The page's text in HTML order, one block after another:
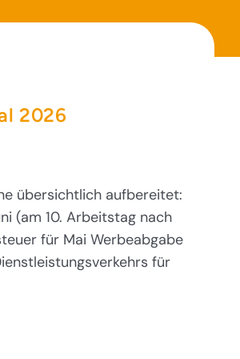
2026
übersichtlich aufbereitet:
(am 10. Arbeitstag nach
für Mai Werbeabgabe
für